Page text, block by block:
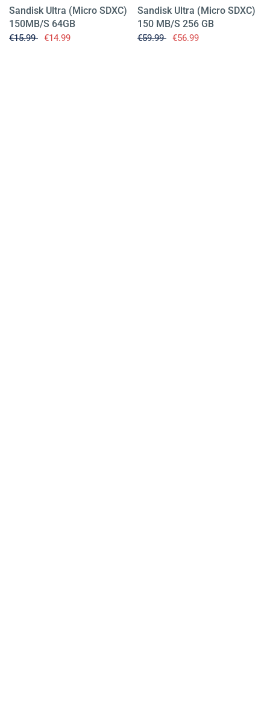
Sandisk Ultra (Micro SDXC)
150MB/S 64GB
€15.99 €14.99
Sandisk Ultra (Micro SDXC)
150 MB/S 256 GB
€59.99 €56.99